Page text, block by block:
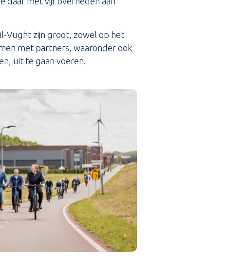
Vught zijn groot, zowel op het
met partners, waaronder ook
uit te gaan voeren.